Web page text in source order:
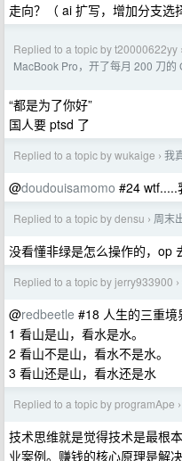
走向？（ ai 扩写，增加分支选
Replied to a topic by t20000622yy ›
MacBook Pro，开了每月 200 刀的
“都是为了你好”
国人要 ptsd 了
Replied to a topic by wukaige › 我
@doudouisamomo #24 wtf.....
Replied to a topic by densu › 周末
没看懂非绿是怎么操作的，op
Replied to a topic by jerry933900 ›
@redbeetle #18 人生的三重境
1 看山是山，看水是水。
2 看山不是山，看水不是水。
3 看山还是山，看水还是水
Replied to a topic by programApe ›
技术思维就是觉得技术是最根
业案例。赚钱的核心原理是解